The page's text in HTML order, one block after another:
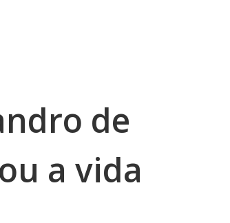
de
a vida